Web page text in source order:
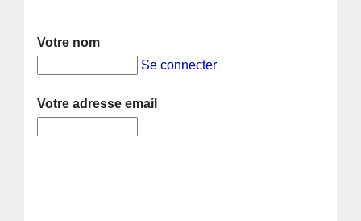
Votre nom
Se connecter
Votre adresse email